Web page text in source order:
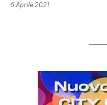
6 Aprile 2021